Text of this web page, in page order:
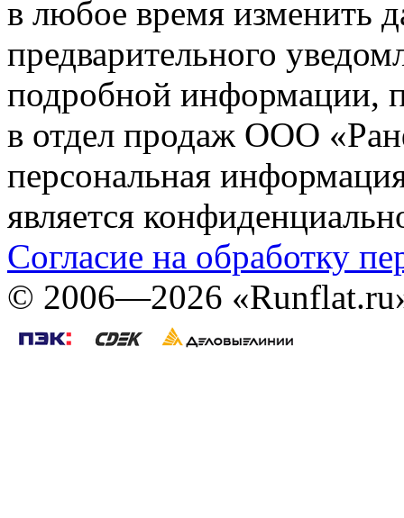
в любое время изменить
предварительного
подробной информации,
в отдел продаж ООО
персональная
является
Согласие на обработку
© 2006—2026